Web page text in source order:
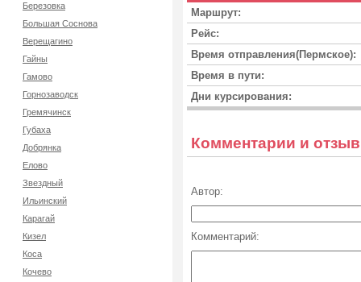
Березовка
Большая Соснова
Верещагино
Гайны
Гамово
Горнозаводск
Гремячинск
Губаха
Добрянка
Елово
Звездный
Ильинский
Карагай
Кизел
Коса
Кочево
Маршрут:
Рейс:
Время отправления(Пермское):
Время в пути:
Дни курсирования:
Комментарии и
Автор:
Комментарий: